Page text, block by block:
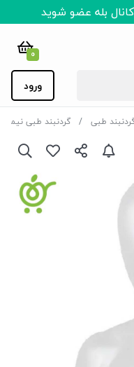
بله عضو شوید
0
ورود
طبی گردنبند طبی